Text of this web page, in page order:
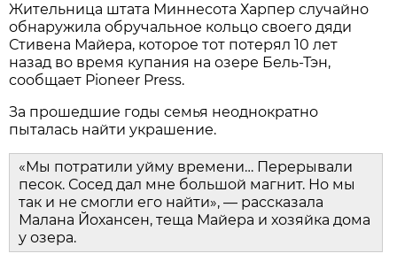
Жительница штата Миннесота Харпер случайно
обнаружила обручальное кольцо своего дяди
Стивена Майера, которое тот потерял 10 лет
назад во время купания на озере Бель-Тэн,
сообщает Pioneer Press.
За прошедшие годы семья неоднократно
пыталась найти украшение.
«Мы потратили уйму времени… Перерывали
песок. Сосед дал мне большой магнит. Но мы
так и не смогли его найти», — рассказала
Малана Йохансен, теща Майера и хозяйка дома
у озера.